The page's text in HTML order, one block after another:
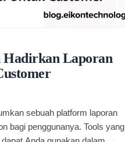
Hadirkan Laporan
sebuah platform laporan
bagi penggunanya. Tools yang